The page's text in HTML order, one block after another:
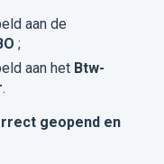
aan de
;
aan het Btw-
.
geopend en